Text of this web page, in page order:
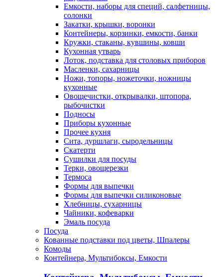
Емкости, наборы для специй, салфетницы,
солонки
Закатки, крышки, воронки
Контейнеры, корзинки, емкости, банки
Кружки, стаканы, кувшины, ковши
Кухонная утварь
Лоток, подставка для столовых приборов
Масленки, сахарницы
Ножи, топоры, ножеточки, ножницы
кухонные
Овощечистки, открывалки, штопора,
рыбочистки
Подносы
Приборы кухонные
Прочее кухня
Сита, дуршлаги, сыродельницы
Скатерти
Сушилки для посуды
Терки, овощерезки
Термоса
Формы для выпечки
Формы для выпечки силиконовые
Хлебницы, сухарницы
Чайники, кофеварки
Эмаль посуда
Посуда
Кованные подставки под цветы, Шпалеры
Комоды
Контейнера, Мультибоксы, Емкости